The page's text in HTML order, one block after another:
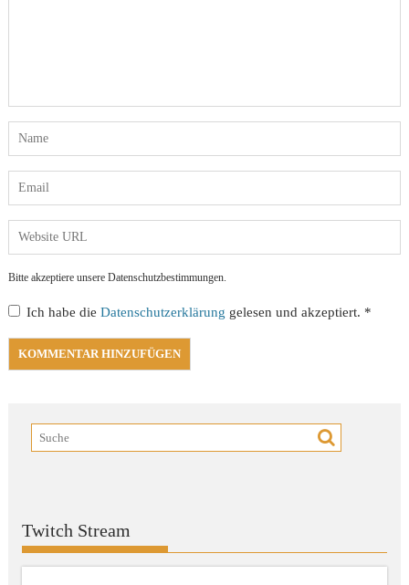
Bitte akzeptiere unsere Datenschutzbestimmungen.
Ich habe dieDatenschutzerklärung gelesen und akzeptiert. *
Twitch Stream